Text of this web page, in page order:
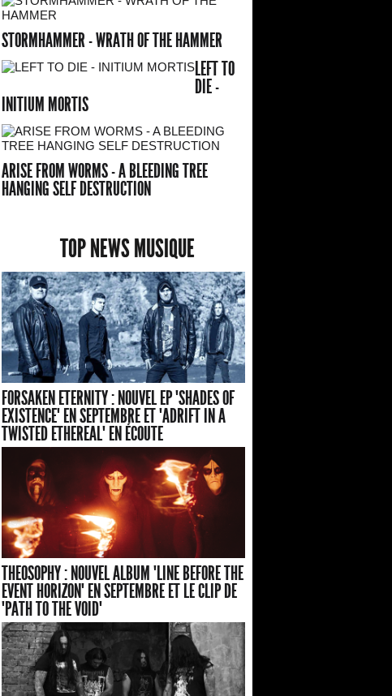
STORMHAMMER - WRATH OF THE HAMMER
LEFT TO
DIE -
INITIUM MORTIS
ARISE FROM WORMS - A BLEEDING TREE
HANGING SELF DESTRUCTION
TOP NEWS MUSIQUE
FORSAKEN ETERNITY : NOUVEL EP "SHADES OF
EXISTENCE" EN SEPTEMBRE ET "ADRIFT IN A
TWISTED ETHEREAL" EN ÉCOUTE
THEOSOPHY : NOUVEL ALBUM "LINE BEFORE THE
EVENT HORIZON" EN SEPTEMBRE ET LE CLIP DE
"PATH TO THE VOID"